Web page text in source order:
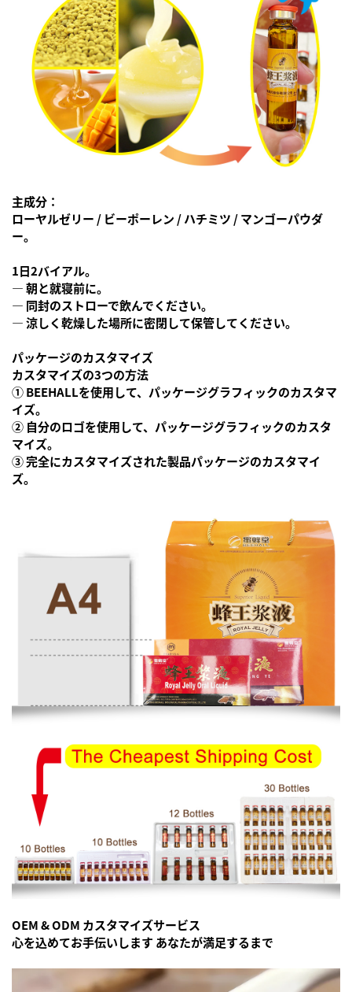
主成分：
ローヤルゼリー / ビーポーレン / ハチミツ / マンゴーパウダ
ー。
1日2バイアル。
— 朝と就寝前に。
— 同封のストローで飲んでください。
— 涼しく乾燥した場所に密閉して保管してください。
パッケージのカスタマイズ
カスタマイズの3つの方法
① BEEHALLを使用して、パッケージグラフィックのカスタマ
イズ。
② 自分のロゴを使用して、パッケージグラフィックのカスタ
マイズ。
③ 完全にカスタマイズされた製品パッケージのカスタマイ
ズ。
OEM & ODM カスタマイズサービス
心を込めてお手伝いします あなたが満足するまで